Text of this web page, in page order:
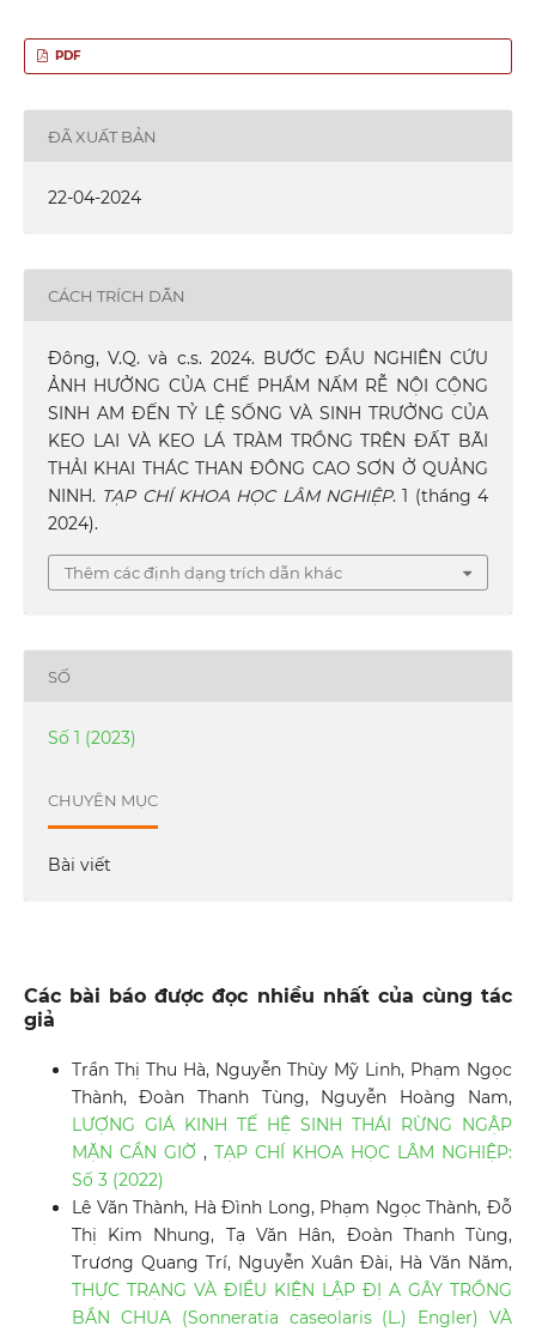
PDF
ĐÃ XUẤT BẢN
22-04-2024
CÁCH TRÍCH DẪN
Đông, V.Q. và c.s. 2024. BƯỚC ĐẦU NGHIÊN CỨU
ẢNH HƯỞNG CỦA CHẾ PHẨM NẤM RỄ NỘI CỘNG
SINH AM ĐẾN TỶ LỆ SỐNG VÀ SINH TRƯỞNG CỦA
KEO LAI VÀ KEO LÁ TRÀM TRỒNG TRÊN ĐẤT BÃI
THẢI KHAI THÁC THAN ĐÔNG CAO SƠN Ở QUẢNG
NINH. TẠP CHÍ KHOA HỌC LÂM NGHIỆP. 1 (tháng 4
2024).
Thêm các định dạng trích dẫn khác
SỐ
Số 1 (2023)
CHUYÊN MỤC
Bài viết
Các bài báo được đọc nhiều nhất của cùng tác
giả
Trần Thị Thu Hà, Nguyễn Thùy Mỹ Linh, Phạm Ngọc
Thành, Đoàn Thanh Tùng, Nguyễn Hoàng Nam,
LƯỢNG GIÁ KINH TẾ HỆ SINH THÁI RỪNG NGẬP
MẶN CẦN GIỜ ,TẠP CHÍ KHOA HỌC LÂM NGHIỆP:
Số 3 (2022)
Lê Văn Thành, Hà Đình Long, Phạm Ngọc Thành, Đỗ
Thị Kim Nhung, Tạ Văn Hân, Đoàn Thanh Tùng,
Trương Quang Trí, Nguyễn Xuân Đài, Hà Văn Năm,
THỰC TRẠNG VÀ ĐIỀU KIỆN LẬP ĐỊ A GÂY TRỒNG
BẦN CHUA (Sonneratia caseolaris (L.) Engler) VÀ